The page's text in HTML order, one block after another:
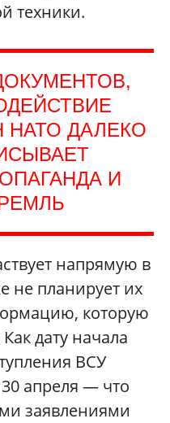
техники.
НАТО ДАЛЕКО
И
напрямую в
не планирует их
которую
дату начала
ВСУ
апреля — что
заявлениями